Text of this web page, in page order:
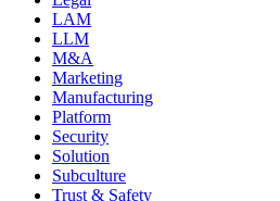
LAM
LLM
M&A
Marketing
Manufacturing
Platform
Security
Solution
Subculture
Trust & Safety